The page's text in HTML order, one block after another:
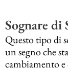
Sognare di
Questo tipo di
un segno che
cambiamento e